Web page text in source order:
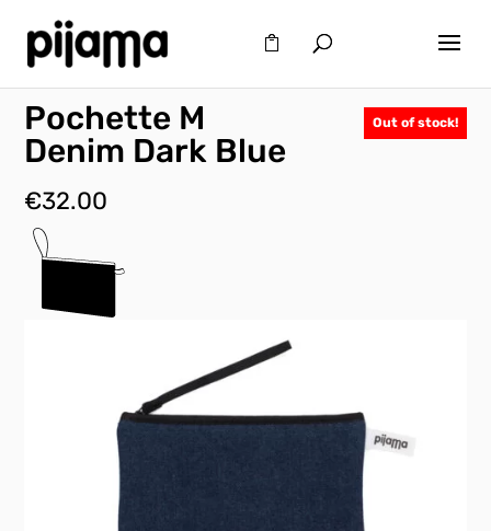
Out of stock!
Pochette M
Denim Dark Blue
€32.00